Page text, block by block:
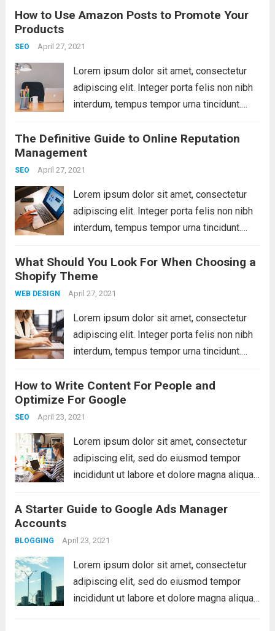
libero. Aliquam mattis diam at nunc
Vestibulum ante ipsum primis...
How to Use Amazon Posts to Promote Your
Products
SEO April 27, 2021
Lorem ipsum dolor sit amet, consectetur
adipiscing elit. Integer porta felis non nibh
interdum, tempus tempor urna tincidunt.
libero. Aliquam mattis diam at nunc
molestie, sit amet pulvinar dui tincidunt.
Vestibulum ante ipsum primis...
The Definitive Guide to Online Reputation
Management
SEO April 27, 2021
Lorem ipsum dolor sit amet, consectetur
adipiscing elit. Integer porta felis non nibh
interdum, tempus tempor urna tincidunt.
libero. Aliquam mattis diam at nunc
molestie, sit amet pulvinar dui tincidunt.
Vestibulum ante ipsum primis...
What Should You Look For When Choosing a
Shopify Theme
WEB DESIGN April 27, 2021
Lorem ipsum dolor sit amet, consectetur
adipiscing elit. Integer porta felis non nibh
interdum, tempus tempor urna tincidunt.
libero. Aliquam mattis diam at nunc
molestie, sit amet pulvinar dui tincidunt.
Vestibulum ante ipsum primis...
How to Write Content For People and
Optimize For Google
SEO April 23, 2021
Lorem ipsum dolor sit amet, consectetur
adipiscing elit, sed do eiusmod tempor
incididunt ut labore et dolore magna aliqua.
exercitation ullamco laboris nisi ut aliquip
dolor...Read more
A Starter Guide to Google Ads Manager
Accounts
BLOGGING April 23, 2021
Lorem ipsum dolor sit amet, consectetur
adipiscing elit, sed do eiusmod tempor
incididunt ut labore et dolore magna aliqua.